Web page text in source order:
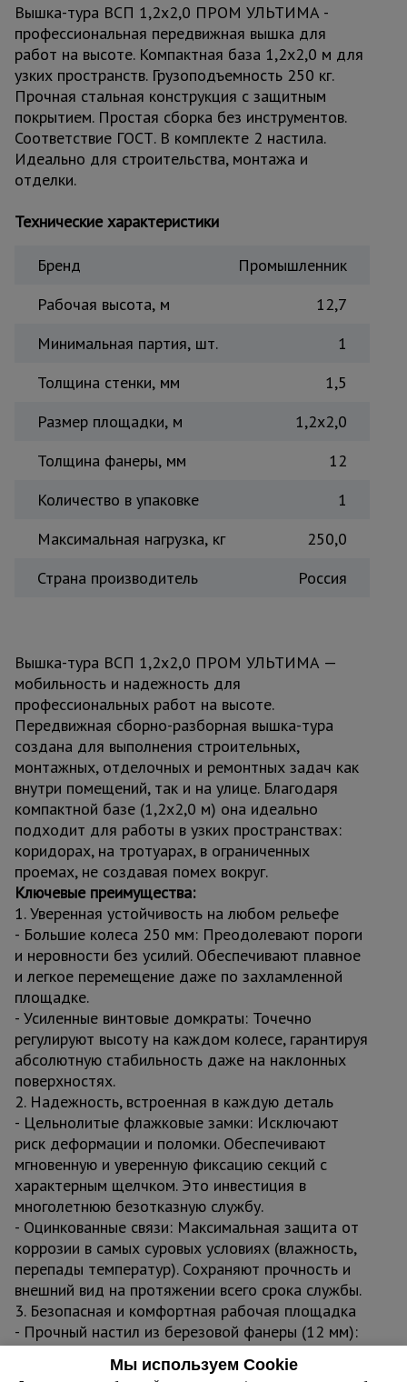
Штукатурные
комплекты
Сварочные
аппараты
Металл и
металлообработка
Вышка-тура ВСП 1,2x2,0 ПРОМ УЛЬТИМА -
профессиональная передвижная вышка для
работ на высоте. Компактная база 1,2x2,0 м для
узких пространств. Грузоподъемность 250 кг.
Прочная стальная конструкция с защитным
покрытием. Простая сборка без инструментов.
Соответствие ГОСТ. В комплекте 2 настила.
Идеально для строительства, монтажа и
отделки.
Технические характеристики
Бренд
Промышленник
Рабочая высота, м
12,7
Минимальная партия, шт.
1
Толщина стенки, мм
1,5
Размер площадки, м
1,2x2,0
Толщина фанеры, мм
12
Количество в упаковке
1
Максимальная нагрузка, кг
250,0
Страна производитель
Россия
Вышка-тура ВСП 1,2x2,0 ПРОМ УЛЬТИМА —
мобильность и надежность для
профессиональных работ на высоте.
Передвижная сборно-разборная вышка-тура
создана для выполнения строительных,
монтажных, отделочных и ремонтных задач как
внутри помещений, так и на улице. Благодаря
компактной базе (1,2x2,0 м) она идеально
подходит для работы в узких пространствах:
коридорах, на тротуарах, в ограниченных
проемах, не создавая помех вокруг.
Ключевые преимущества:
1. Уверенная устойчивость на любом рельефе
- Большие колеса 250 мм: Преодолевают пороги
и неровности без усилий. Обеспечивают плавное
и легкое перемещение даже по захламленной
площадке.
- Усиленные винтовые домкраты: Точечно
регулируют высоту на каждом колесе, гарантируя
абсолютную стабильность даже на наклонных
поверхностях.
2. Надежность, встроенная в каждую деталь
- Цельнолитые флажковые замки: Исключают
риск деформации и поломки. Обеспечивают
мгновенную и уверенную фиксацию секций с
характерным щелчком. Это инвестиция в
многолетнюю безотказную службу.
- Оцинкованные связи: Максимальная защита от
коррозии в самых суровых условиях (влажность,
перепады температур). Сохраняют прочность и
внешний вид на протяжении всего срока службы.
3. Безопасная и комфортная рабочая площадка
- Прочный настил из березовой фанеры (12 мм):
Влагостойкая ламинированная поверхность
выдерживает высокие нагрузки и воздействие
Мы используем Cookie